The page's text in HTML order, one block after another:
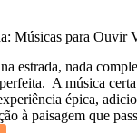
Músicas para Ouvir
estrada, nada
A música
épica,
à paisagem que